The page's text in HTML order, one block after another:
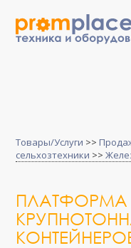
Товары/Услуги >>
сельхозтехники >>
ПЛАТФОРМА